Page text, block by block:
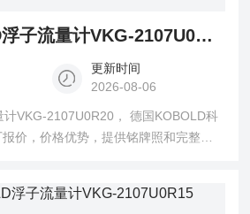
子流量计VKG-2107U0R20
更新时间
2026-08-06
计VKG-2107U0R20， 德国KOBOLD科
价，价格优势，提供铭牌照和完整型